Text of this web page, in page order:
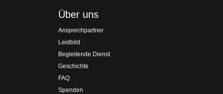
Über uns
Ansprechpartner
Leidbild
Begleitende Dienst
Geschichte
FAQ
Spenden